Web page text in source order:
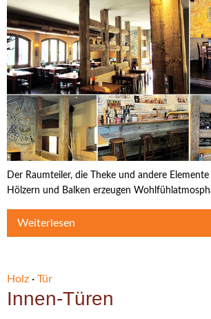
Der Raumteiler, die Theke und andere
Hölzern und Balken erzeugen
Weiterlesen
Holz · Tür
Innen-Türen